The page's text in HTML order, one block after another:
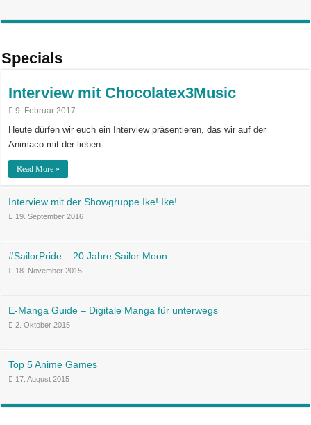
Specials
Interview mit Chocolatex3Music
9. Februar 2017
Heute dürfen wir euch ein Interview präsentieren, das wir auf der
Animaco mit der lieben …
Read More »
Interview mit der Showgruppe Ike! Ike!
19. September 2016
#SailorPride – 20 Jahre Sailor Moon
18. November 2015
E-Manga Guide – Digitale Manga für unterwegs
2. Oktober 2015
Top 5 Anime Games
17. August 2015